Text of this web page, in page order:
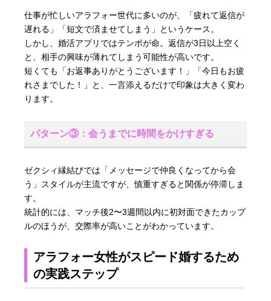
仕事が忙しいアラフォー世代に多いのが、「疲れて返信が
遅れる」「短文で済ませてしまう」というケース。
しかし、婚活アプリではテンポが命。返信が3日以上空く
と、相手の興味が薄れてしまう可能性が高いです。
短くても「お返事ありがとうございます！」「今日もお疲
れさまでした！」と、一言添えるだけで印象は大きく変わ
ります。
パターン③：会うまでに時間をかけすぎる
ゼクシィ縁結びでは「メッセージで仲良くなってから会
う」スタイルが主流ですが、慎重すぎると関係が停滞しま
す。
統計的には、マッチ後2〜3週間以内に初対面できたカップ
ルのほうが、交際率が高いことがわかっています。
アラフォー女性がスピード婚するため
の実践ステップ